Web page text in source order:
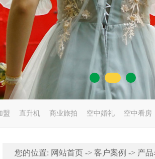
盟 直升机 商业旅拍 空中婚礼 空中看房
您的位置: 网站首页 -> 客户案例 -> 产